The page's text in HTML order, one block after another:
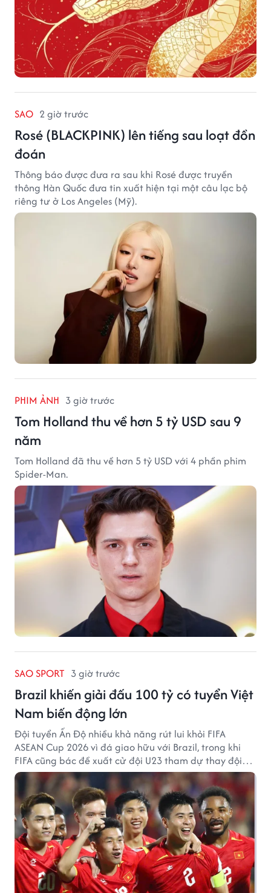
SAO 2 giờ trước
Rosé (BLACKPINK) lên tiếng sau loạt đồn
đoán
Thông báo được đưa ra sau khi Rosé được truyền
thông Hàn Quốc đưa tin xuất hiện tại một câu lạc bộ
riêng tư ở Los Angeles (Mỹ).
PHIM ẢNH 3 giờ trước
Tom Holland thu về hơn 5 tỷ USD sau 9
năm
Tom Holland đã thu về hơn 5 tỷ USD với 4 phần phim
Spider-Man.
SAO SPORT 3 giờ trước
Brazil khiến giải đấu 100 tỷ có tuyển Việt
Nam biến động lớn
Đội tuyển Ấn Độ nhiều khả năng rút lui khỏi FIFA
ASEAN Cup 2026 vì đá giao hữu với Brazil, trong khi
FIFA cũng bác đề xuất cử đội U23 tham dự thay đội
tuyển quốc gia.